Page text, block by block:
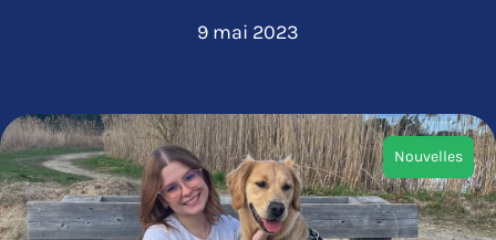
9 mai 2023
Nouvelles